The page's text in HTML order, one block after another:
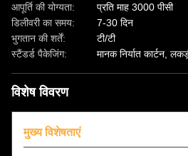
आपूर्ति की योग्यता:
प्रति माह 3000 पीसी
डिलीवरी का समय:
7-30 दिन
भुगतान की शर्तें:
टी/टी
स्टैंडर्ड पैकेजिंग:
मानक निर्यात कार्टन,
विशेष विवरण
मुख्य विशेषताएं